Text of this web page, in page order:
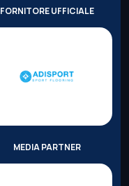
FORNITORE UFFICIALE
MEDIA PARTNER